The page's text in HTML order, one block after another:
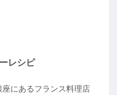
レシピ
にあるフランス料理店